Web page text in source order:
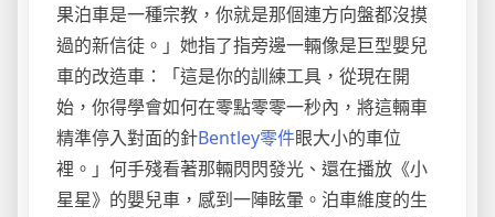
果泊車是一種宗教，你就是那個連方向盤都沒摸
過的新信徒。」她指了指旁邊一輛像是巨型嬰兒
車的改造車：「這是你的訓練工具，從現在開
始，你得學會如何在零點零零一秒內，將這輛車
精準停入對面的針Bentley零件眼大小的車位
裡。」何手殘看著那輛閃閃發光、還在播放《小
星星》的嬰兒車，感到一陣眩暈。泊車維度的生